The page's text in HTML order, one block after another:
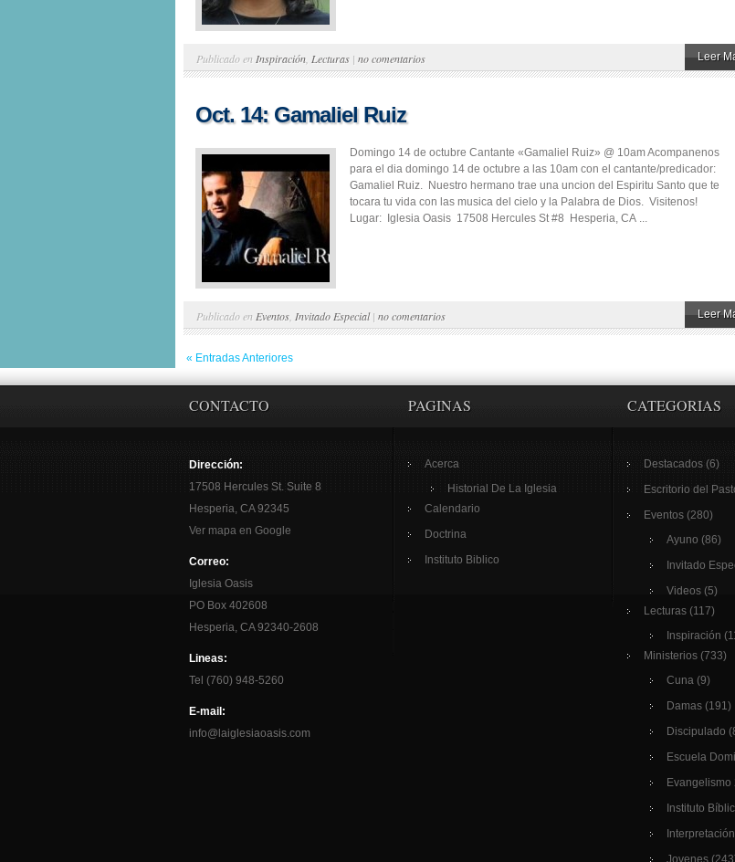
Publicado en Inspiración Lecturas | no comentarios Leer
Oct. 14: Gamaliel Ruiz
Domingo 14 de octubre Cantante «Gamaliel Ruiz» @ 10am Acompanenos
para el dia domingo 14 de octubre a las 10am con el cantante/predicador:
Gamaliel Ruiz. Nuestro hermano trae una uncion del Espiritu Santo que te
tocara tu vida con las musica del cielo y la Palabra de Dios. Visitenos!
Lugar: Iglesia Oasis 17508 Hercules St #8 Hesperia, CA ...
Publicado en Eventos Invitado Especial| no comentarios Leer
« Entradas Anteriores
CONTACTO
Dirección:
17508 Hercules St. Suite 8
Hesperia, CA 92345
Ver mapa en Google
Correo:
Iglesia Oasis
PO Box 402608
Hesperia, CA 92340-2608
Lineas:
Tel (760) 948-5260
E-mail:
info@laiglesiaoasis.com
PAGINAS
Acerca
Historial De La Iglesia
Calendario
Doctrina
Instituto Biblico
CATEGORIAS
Destacados (6)
Escritorio del
Eventos (280)
Ayuno (86)
Invitado
Videos (5)
Lecturas (117)
Inspiración
Ministerios (733)
Cuna (9)
Damas (191)
Discipulado
Escuela
Evangelismo
Instituto
Interpretación
Jovenes